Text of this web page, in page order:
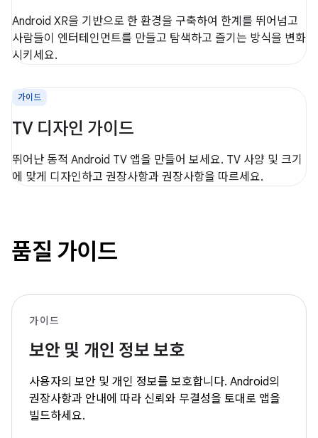
Android XR을 기반으로 한 환경을 구축하여 한계를 뛰어넘고
사람들이 엔터테인먼트를 만들고 탐색하고 즐기는 방식을 변화
시키세요.
가이드
TV 디자인 가이드
뛰어난 동적 Android TV 앱을 만들어 보세요. TV 사양 및 크기
에 맞게 디자인하고 권장사항과 권장사항을 따르세요.
품질 가이드
가이드
보안 및 개인 정보 보호
사용자의 보안 및 개인 정보를 보호합니다. Android의
권장사항과 안내에 따라 신뢰와 무결성을 토대로 앱을
빌드하세요.